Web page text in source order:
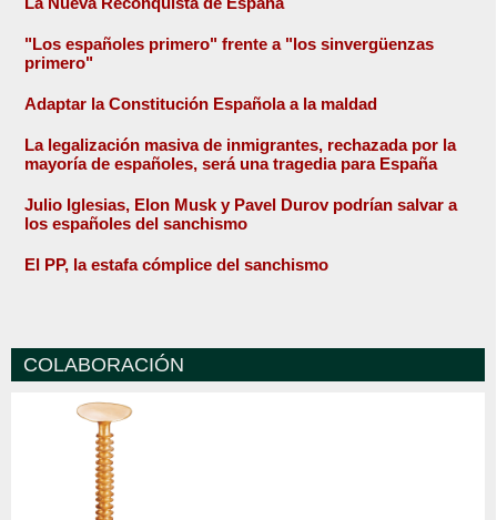
"Los españoles primero" frente a "los sinvergüenzas
primero"
Adaptar la Constitución Española a la maldad
La legalización masiva de inmigrantes, rechazada por la
mayoría de españoles, será una tragedia para España
Julio Iglesias, Elon Musk y Pavel Durov podrían salvar a
los españoles del sanchismo
El PP, la estafa cómplice del sanchismo
COLABORACIÓN